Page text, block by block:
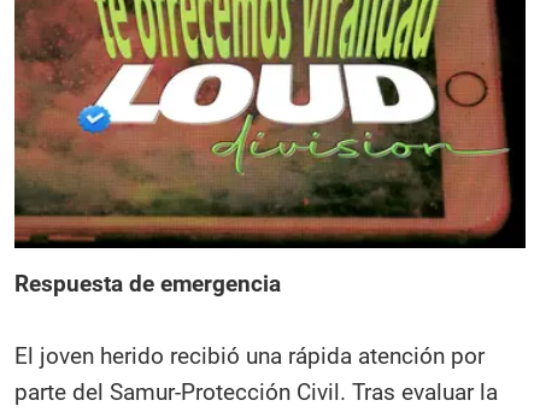
Respuesta de emergencia
El joven herido recibió una rápida atención por
parte del Samur-Protección Civil. Tras evaluar la